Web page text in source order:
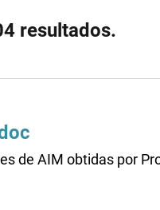
resultados.
de AIM obtidas por